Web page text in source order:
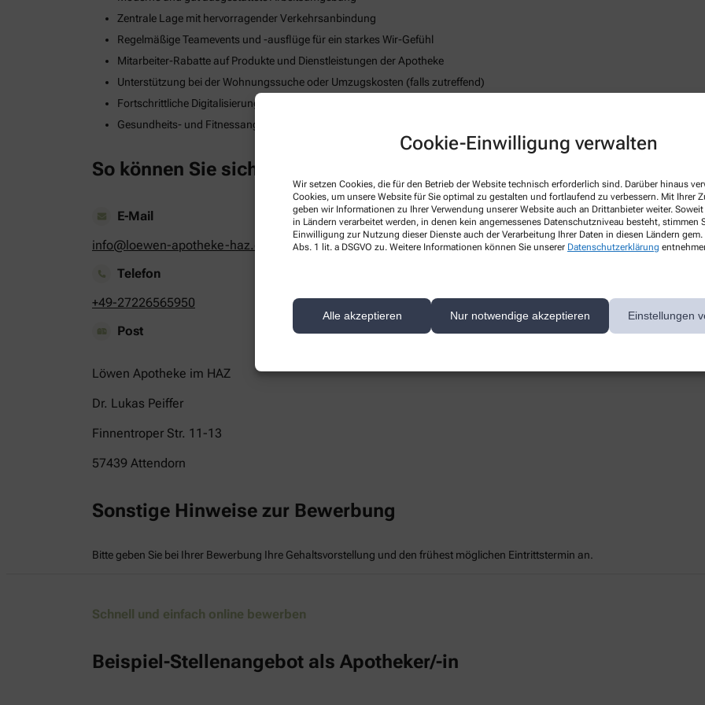
Cookie-Einwilligung verwalten
Wir setzen Cookies, die für den Betrieb der Website technisch erforderlich sind. Darüber hinaus
Cookies, um unsere Website für Sie optimal zu gestalten und fortlaufend zu verbessern. Mit Ihrer
geben wir Informationen zu Ihrer Verwendung unserer Website auch an Drittanbieter weiter.
in Ländern verarbeitet werden, in denen kein angemessenes Datenschutzniveau besteht, stimmen
Einwilligung zur Nutzung dieser Dienste auch der Verarbeitung Ihrer Daten in diesen Ländern
Abs. 1 lit. a DSGVO zu. Weitere Informationen können Sie unserer Datenschutzerklärung
Alle akzeptieren Nur notwendige akzeptieren Einstellungen
Zentrale Lage mit hervorragender Verkehrsanbindung
Regelmäßige Teamevents und -ausflüge für ein starkes Wir-Gefühl
Mitarbeiter-Rabatte auf Produkte und Dienstleistungen der Apotheke
Unterstützung bei der Wohnungssuche oder Umzugskosten (falls zutreffend)
Fortschrittliche Digitalisierungs- und Technologiestrategie
Gesundheits- und Fitnessangebote zur Stärkung des körperlichen Wohlbefindens
So können Sie sich bewerben
E-Mail
info@loewen-apotheke-haz.de
Telefon
+49-27226565950
Post
Löwen Apotheke im HAZ
Dr. Lukas Peiffer
Finnentroper Str. 11-13
57439 Attendorn
Sonstige Hinweise zur Bewerbung
Bitte geben Sie bei Ihrer Bewerbung Ihre Gehaltsvorstellung und den frühest möglichen Eintrittstermin an.
Schnell und einfach online bewerben
Beispiel-Stellenangebot als Apotheker/-in